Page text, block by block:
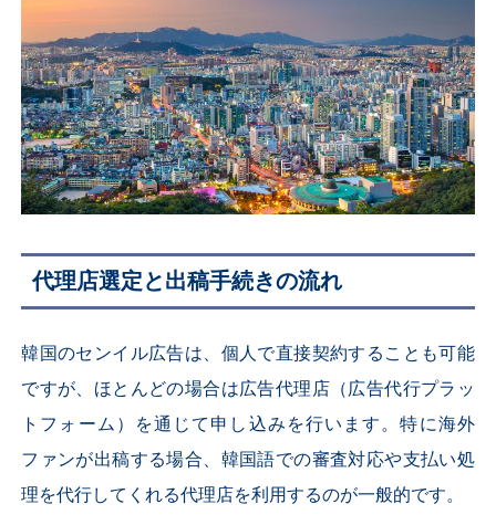
代理店選定と出稿手続きの流れ
韓国のセンイル広告は、個人で直接契約することも可能
ですが、ほとんどの場合は広告代理店（広告代行プラッ
トフォーム）を通じて申し込みを行います。特に海外
ファンが出稿する場合、韓国語での審査対応や支払い処
理を代行してくれる代理店を利用するのが一般的です。